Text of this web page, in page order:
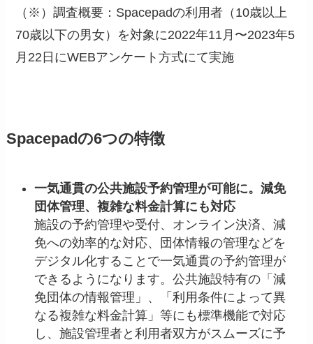
（※）調査概要：Spacepadの利用者（10歳以上
70歳以下の男女）を対象に2022年11月〜2023年5
月22日にWEBアンケート方式にて実施
Spacepadの6つの特徴
一気通貫の公共施設予約管理が可能に。減免
団体管理、複雑な料金計算にも対応
施設の予約管理や受付、オンライン決済、減
免への効率的な対応、団体情報の管理などを
デジタル化することで一気通貫の予約管理が
できるようになります。公共施設特有の「減
免団体の情報管理」、「利用条件によって異
なる複雑な料金計算」等にも標準機能で対応
し、施設管理者と利用者双方がスムーズに予